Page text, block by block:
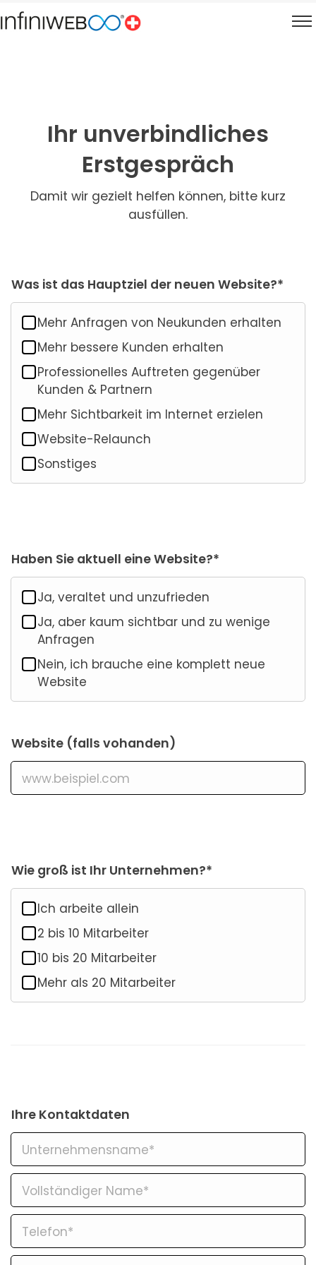
Ihr unverbindliches
Erstgespräch
Damit wir gezielt helfen können, bitte kurz
ausfüllen.
Was ist das Hauptziel der neuen Website?*
Mehr Anfragen von Neukunden erhalten
Mehr bessere Kunden erhalten
Professionelles Auftreten gegenüber
Kunden & Partnern
Mehr Sichtbarkeit im Internet erzielen
Website-Relaunch
Sonstiges
Haben Sie aktuell eine Website?*
Ja, veraltet und unzufrieden
Ja, aber kaum sichtbar und zu wenige
Anfragen
Nein, ich brauche eine komplett neue
Website
Website (falls vohanden)
Wie groß ist Ihr Unternehmen?*
Ich arbeite allein
2 bis 10 Mitarbeiter
10 bis 20 Mitarbeiter
Mehr als 20 Mitarbeiter
Ihre Kontaktdaten